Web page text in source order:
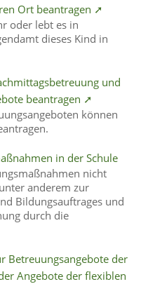
Ort beantragen ➚
oder lebt es in
dieses Kind in
und
beantragen ➚
können
in der Schule
nicht
anderem zur
Bildungsauftrages und
durch die
Betreuungsangebote der
Angebote der flexiblen